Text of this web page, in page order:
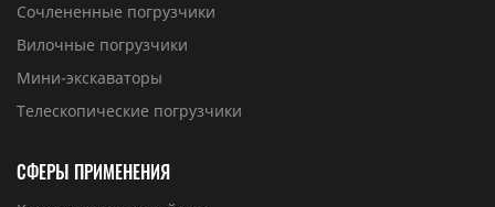
Сочлененные погрузчики
Вилочные погрузчики
Мини-экскаваторы
Телескопические погрузчики
СФЕРЫ ПРИМЕНЕНИЯ